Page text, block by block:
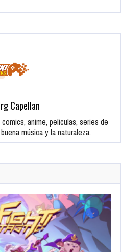
Capellan
anime, peliculas, series de
música y la naturaleza.